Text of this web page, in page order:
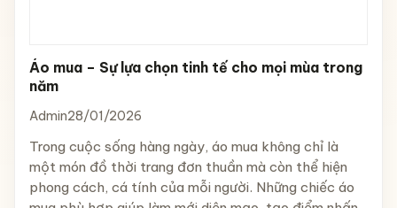
Áo mua – Sự lựa chọn tinh tế cho mọi mùa trong
năm
Admin28/01/2026
Trong cuộc sống hàng ngày, áo mua không chỉ là
một món đồ thời trang đơn thuần mà còn thể hiện
phong cách, cá tính của mỗi người. Những chiếc áo